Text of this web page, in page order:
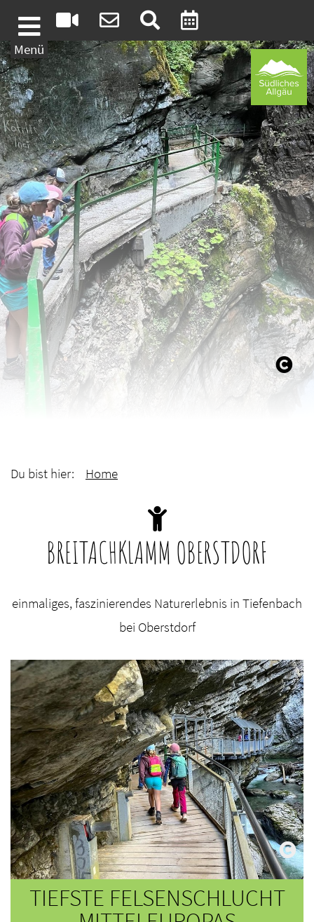
Weiter zum Inhalt
Menü
Du bist hier: Home
BREITACHKLAMM OBERSTDORF
einmaliges, faszinierendes Naturerlebnis in Tiefenbach
bei Oberstdorf
TIEFSTE FELSENSCHLUCHT